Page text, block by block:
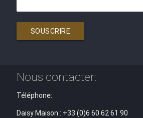
SOUSCRIRE
Nous contacter:
Téléphone:
Daisy Maison : +33 (0)6 60 62 61 90